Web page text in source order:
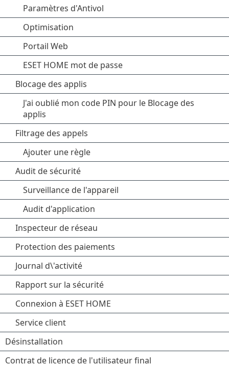
Paramètres d'Antivol
Optimisation
Portail Web
ESET HOME mot de passe
Blocage des applis
J'ai oublié mon code PIN pour le Blocage des
applis
Filtrage des appels
Ajouter une règle
Audit de sécurité
Surveillance de l'appareil
Audit d'application
Inspecteur de réseau
Protection des paiements
Journal d\'activité
Rapport sur la sécurité
Connexion à ESET HOME
Service client
Désinstallation
Contrat de licence de l'utilisateur final